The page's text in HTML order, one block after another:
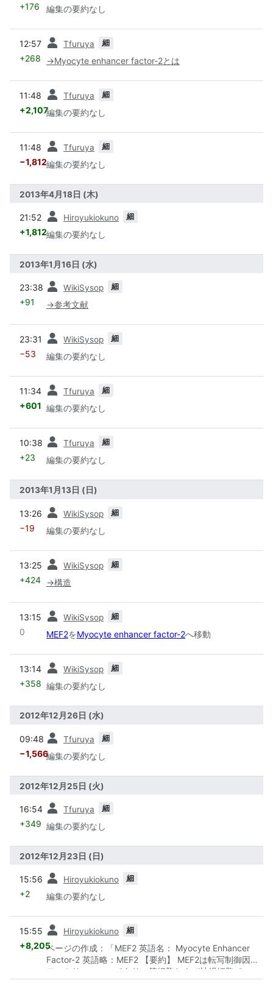
+176 編集の要約なし
12:57 Tfuruya 細
+268 →Myocyte enhancer factor-2とは
11:48 Tfuruya 細
+2,107編集の要約なし
11:48 Tfuruya 細
−1,812編集の要約なし
2013年4月18日 (木)
21:52 Hiroyukiokuno 細
+1,812編集の要約なし
2013年1月16日 (水)
23:38 WikiSysop 細
+91 →参考文献
23:31 WikiSysop 細
−53 編集の要約なし
11:34 Tfuruya 細
+601 編集の要約なし
10:38 Tfuruya 細
+23 編集の要約なし
2013年1月13日 (日)
13:26 WikiSysop 細
−19 編集の要約なし
13:25 WikiSysop 細
+424 →構造
13:15 WikiSysop 細
0 MEF2をMyocyte enhancer factor-2へ移動
13:14 WikiSysop 細
+358 編集の要約なし
2012年12月26日 (水)
09:48 Tfuruya 細
−1,566編集の要約なし
2012年12月25日 (火)
16:54 Tfuruya 細
+349 編集の要約なし
2012年12月23日 (日)
15:56 Hiroyukiokuno 細
+2 編集の要約なし
15:55 Hiroyukiokuno 細
+8,205ページの作成：「MEF2 英語名： Myocyte Enhancer
Factor-2 英語略：MEF2 【要約】 MEF2は転写制御因子
ファミリーの一つであり、筋細胞および神経細胞で...」